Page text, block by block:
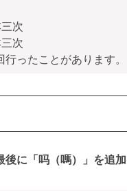
次
次
ったことがあります。
後に「吗（嗎）」を追加